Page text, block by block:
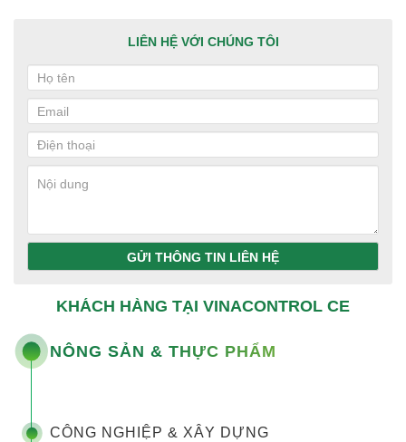
LIÊN HỆ VỚI CHÚNG TÔI
GỬI THÔNG TIN LIÊN HỆ
KHÁCH HÀNG TẠI VINACONTROL CE
NÔNG SẢN & THỰC PHẨM
CÔNG NGHIỆP & XÂY DỰNG